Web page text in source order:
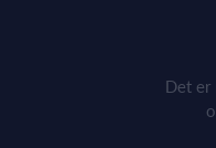
Det er